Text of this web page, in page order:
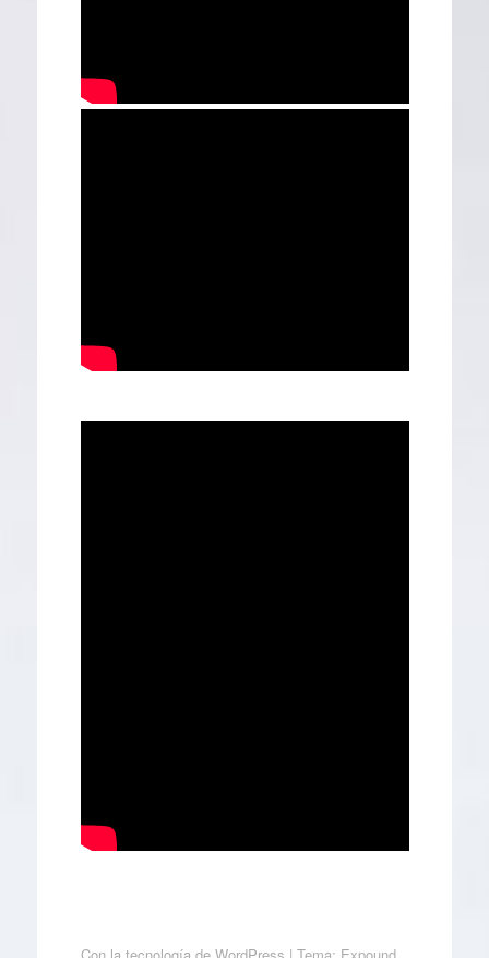
Con la tecnología de WordPress | Tema: Expound